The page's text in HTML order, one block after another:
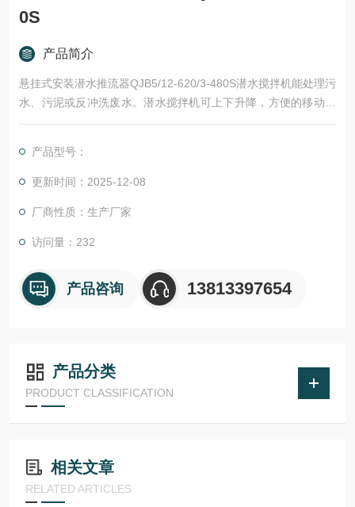
0S
产品简介
悬挂式安装潜水推流器QJB5/12-620/3-480S潜水搅拌机能处理污
水、污泥或反冲洗废水。潜水搅拌机可上下升降，方便的移动，
检查或维修无需人员进入湿井。滑行杆支架作为搅拌器整体部件
受潜水搅拌机形成的推力。附件和电缆在10米水深无，可连续潜
水工作。
产品型号：
更新时间：2025-12-08
厂商性质：生产厂家
访问量：232
产品咨询 13813397654
产品分类
PRODUCT CLASSIFICATION
相关文章
RELATED ARTICLES